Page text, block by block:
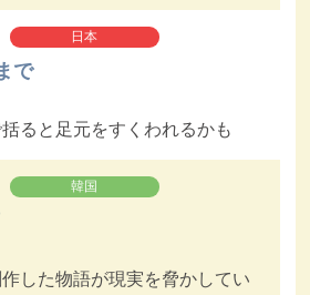
日本
で
括ると足元をすくわれるかも
韓国
した物語が現実を脅かしてい